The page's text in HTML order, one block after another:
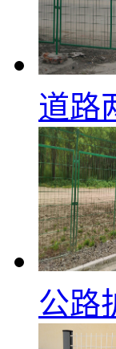
道路
公路